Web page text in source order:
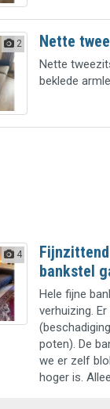
2 Nette
Nette
beklede
4
bankstel
Hele fijne
verhuizing.
poten). De
we er zelf
hoger is.